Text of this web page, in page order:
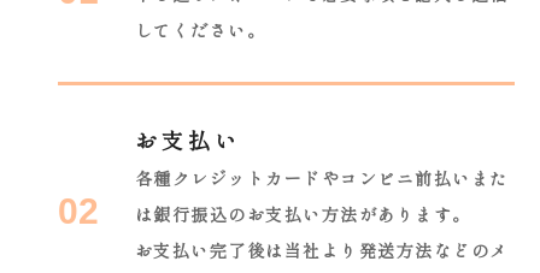
してください。
02
お支払い
各種クレジットカードやコンビニ前払いまた
は銀行振込のお支払い方法があります。
お支払い完了後は当社より発送方法などのメ